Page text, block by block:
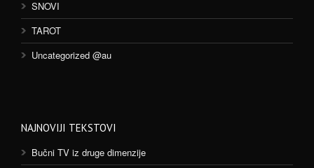
SNOVI
TAROT
Uncategorized @au
NAJNOVIJI TEKSTOVI
Bučni TV iz druge dimenzije